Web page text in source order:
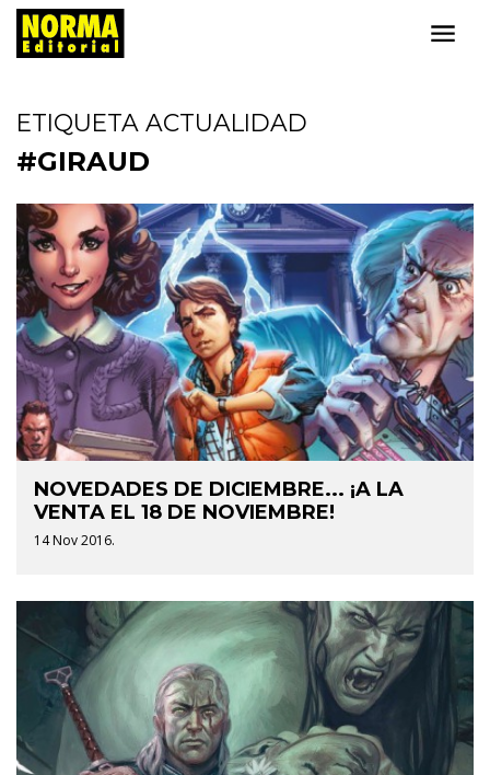
ETIQUETA ACTUALIDAD
#GIRAUD
NOVEDADES DE DICIEMBRE... ¡A LA
VENTA EL 18 DE NOVIEMBRE!
14 Nov 2016.